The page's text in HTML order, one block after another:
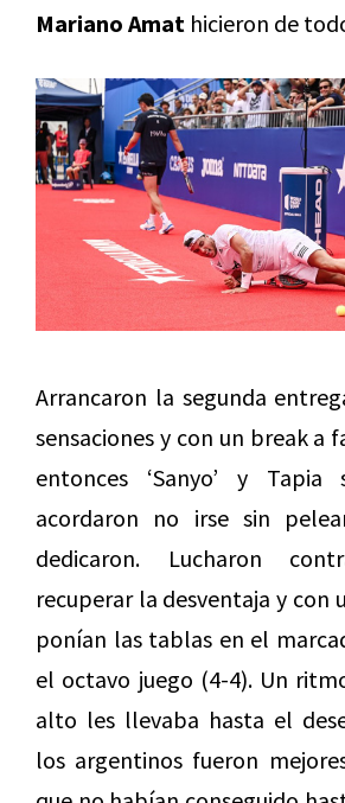
Mariano Amat hicieron de
Arrancaron la segunda
sensaciones y con un break a
entonces ‘Sanyo’ y
acordaron no irse sin
dedicaron. Lucharon
recuperar la desventaja y con
ponían las tablas en el
el octavo juego (4-4). Un
alto les llevaba hasta el
los argentinos fueron